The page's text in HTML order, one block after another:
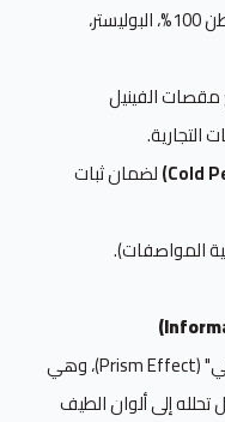
مثالي للقطن 100%، البوليستر،
الفينيل
التجارية.
لضمان ثبات
المواصفات).
يتميز هذا الفينيل بتقنية "المنشور الضوئي" (Prism Effect)، وهي
إلى ألوان الطيف